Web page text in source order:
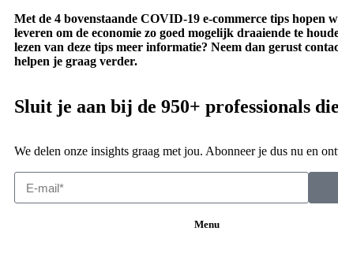
Met de 4 bovenstaande COVID-19 e-commerce tips hopen
leveren om de economie zo goed mogelijk draaiende te
lezen van deze tips meer informatie? Neem dan gerust
helpen je graag verder.
Sluit je aan bij de 950+ professionals
We delen onze insights graag met jou. Abonneer je dus nu en
Menu